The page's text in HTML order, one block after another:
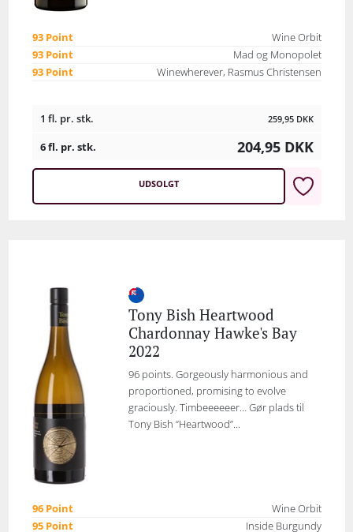
93 Point
Wine Orbit
93 Point
Mad og Monopolet
93 Point
Winewherever, Rasmus Christensen
1 fl. pr. stk. 259,95 DKK
6 fl. pr. stk. 204,95 DKK
UDSOLGT
Tony Bish Heartwood
Chardonnay Hawke's Bay
2022
96 points. Gorgeously harmonious and
proportioned, promising to evolve
graciously. Timbeeeeeer… Gør plads til
Tony Bish “Heartwood”...
96 Point
Wine Orbit
95 Point
Inside Burgundy